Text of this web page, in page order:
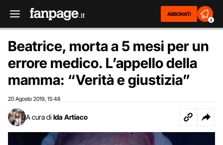
ABBONATI
2
Beatrice, morta a 5 mesi per un
errore medico. L’appello della
mamma: “Verità e giustizia”
20 Agosto 2019 15:48
A cura di Ida Artiaco